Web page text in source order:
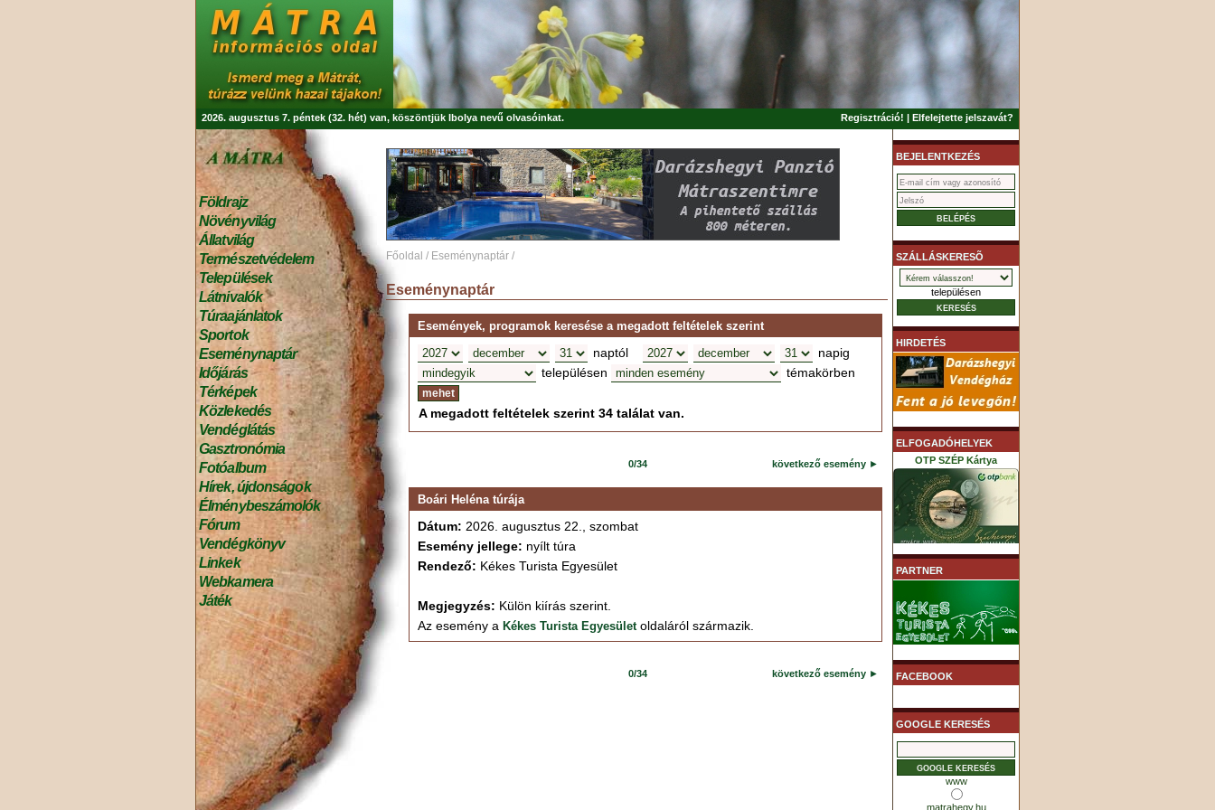
2026. augusztus 7. péntek (32. hét) van, köszöntjük Ibolya nevű olvasóinkat. Regisztráció! | Elfelejtette jelszavát?
Földrajz
Növényvilág
Állatvilág
Természetvédelem
Települések
Látnivalók
Túraajánlatok
Sportok
Eseménynaptár
Időjárás
Térképek
Közlekedés
Vendéglátás
Gasztronómia
Fotóalbum
Hírek, újdonságok
Élménybeszámolók
Fórum
Vendégkönyv
Linkek
Webkamera
Játék
Főoldal / Eseménynaptár /
Eseménynaptár
Események, programok keresése a megadott feltételek szerint
naptól
napig
településen
témakörben
A megadott feltételek szerint 34 találat van.
0/34 következő esemény ►
Boári Heléna túrája
Dátum: 2026. augusztus 22., szombat
Esemény jellege: nyílt túra
Rendező: Kékes Turista Egyesület
Megjegyzés: Külön kiírás szerint.
Az esemény a Kékes Turista Egyesület oldaláról származik.
0/34 következő esemény ►
BEJELENTKEZÉS
SZÁLLÁSKERESÕ
településen
HIRDETÉS
ELFOGADÓHELYEK
OTP SZÉP Kártya
K&H SZÉP Kártya
PARTNER
FACEBOOK
GOOGLE KERESÉS
www
matrahegy.hu